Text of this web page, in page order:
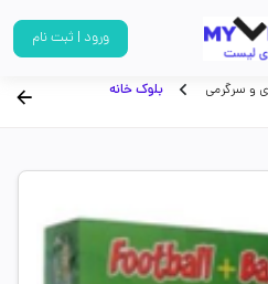
ورود | ثبت نام
و سرگرمی
بلوک خانه